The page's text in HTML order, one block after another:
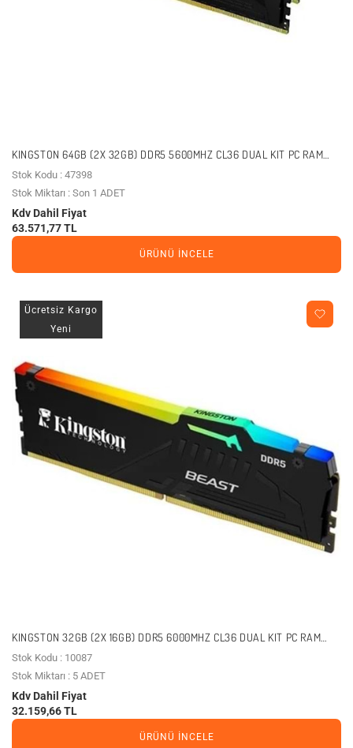
KINGSTON 64GB (2X 32GB) DDR5 5600MHZ CL36 DUAL KIT PC RAM
BEAST KF556C36BBEK2-64TR
Stok Kodu : 47398
Stok Miktarı : Son 1 ADET
Kdv Dahil Fiyat
63.571,77 TL
ÜRÜNÜ İNCELE
Ücretsiz Kargo
Yeni
KINGSTON 32GB (2X 16GB) DDR5 6000MHZ CL36 DUAL KIT PC RAM
BEAST EXPO KF560C36BBE2AK2-32TR
Stok Kodu : 10087
Stok Miktarı : 5 ADET
Kdv Dahil Fiyat
32.159,66 TL
ÜRÜNÜ İNCELE